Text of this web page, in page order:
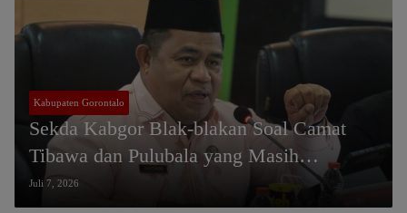
Kabupaten Gorontalo
Sekda Kabgor Blak-blakan Soal Camat
Tibawa dan Pulubala yang Masih
“Dibekukan”
Juli 7, 2026